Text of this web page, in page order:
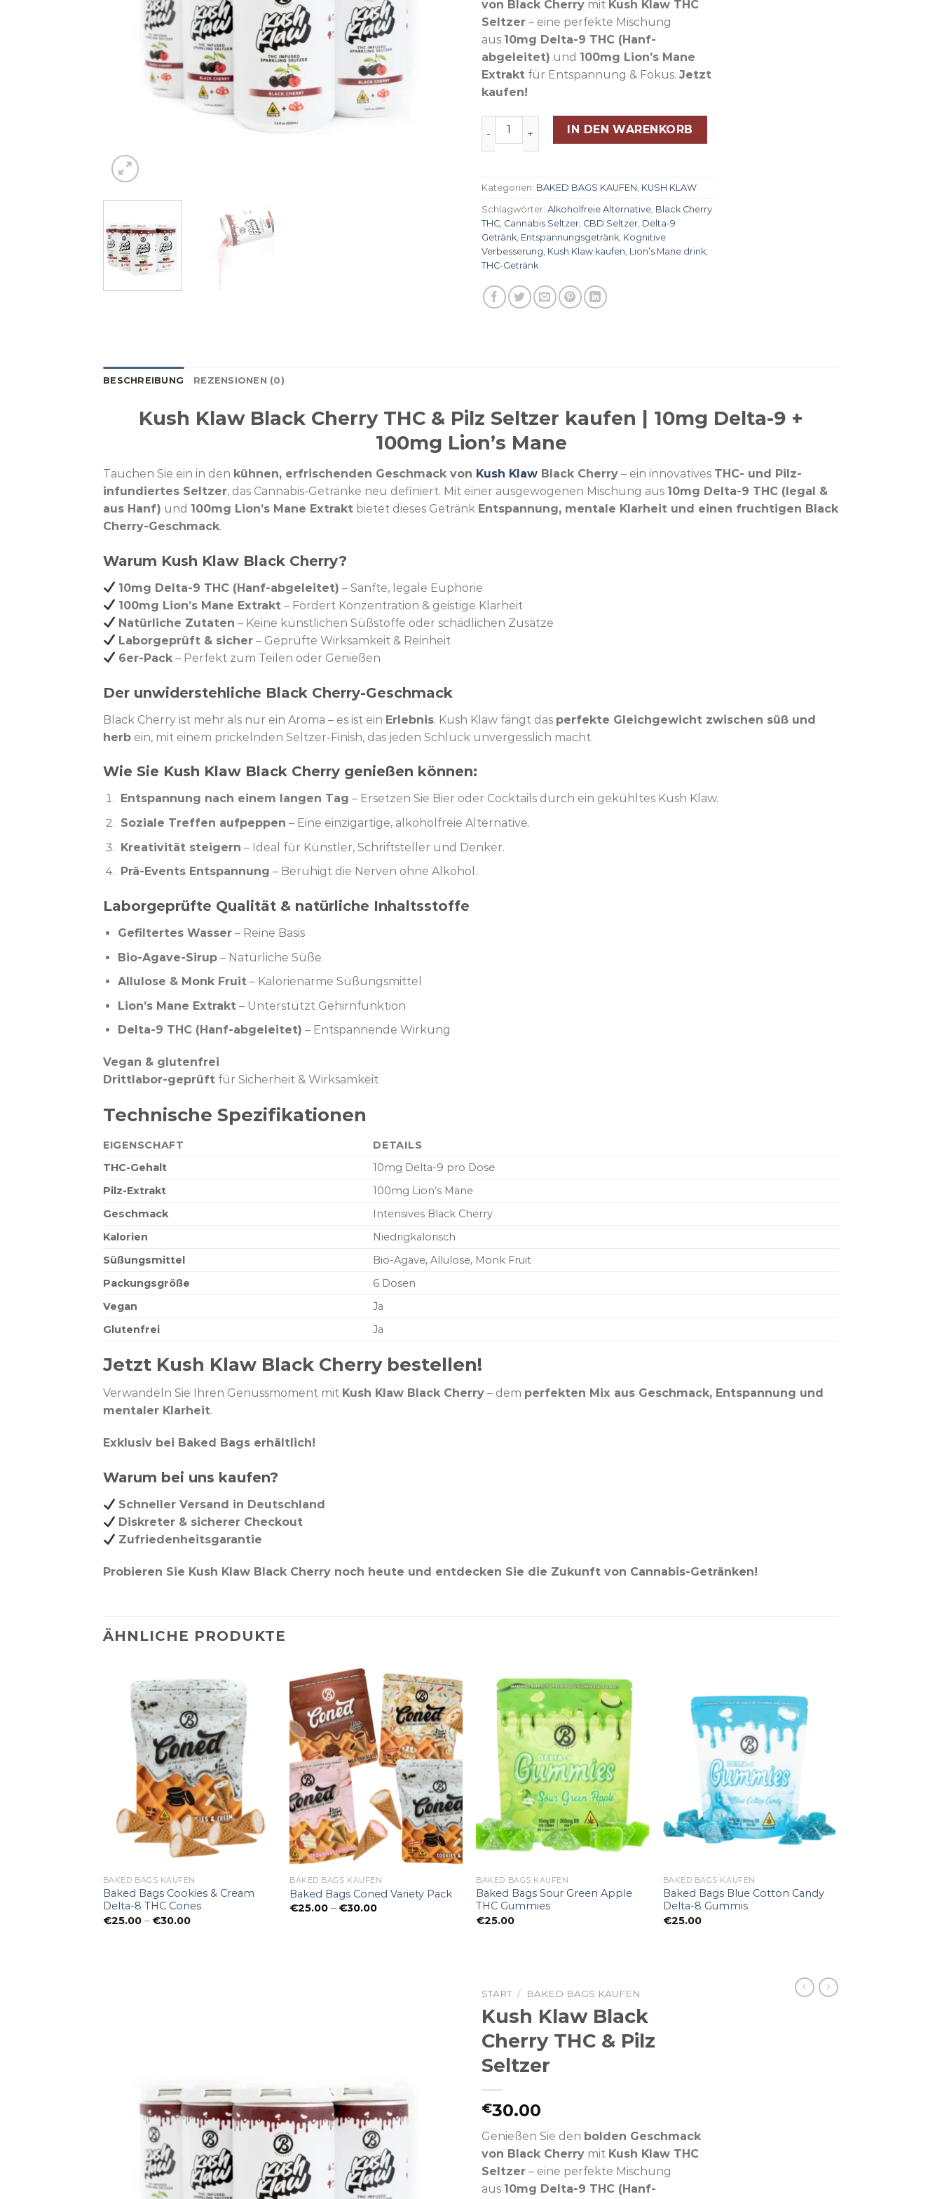
von Black Cherry mit Kush Klaw THC
Seltzer – eine perfekte Mischung
aus 10mg Delta-9 THC (Hanf-
abgeleitet) und 100mg Lion’s Mane
Extrakt für Entspannung & Fokus. Jetzt
kaufen!
Kush Klaw Black Cherry THC & Pilz Seltzer Menge
IN DEN WARENKORB
Kategorien: BAKED BAGS KAUFEN, KUSH KLAW
Schlagwörter: Alkoholfreie Alternative, Black Cherry
THC, Cannabis Seltzer, CBD Seltzer, Delta-9
Getränk, Entspannungsgetränk, Kognitive
Verbesserung, Kush Klaw kaufen, Lion’s Mane drink,
THC-Getränk
BESCHREIBUNG REZENSIONEN (0)
Kush Klaw Black Cherry THC & Pilz Seltzer kaufen | 10mg Delta-9 +
100mg Lion’s Mane
Tauchen Sie ein in den kühnen, erfrischenden Geschmack von Kush Klaw Black Cherry – ein innovatives THC- und Pilz-
infundiertes Seltzer, das Cannabis-Getränke neu definiert. Mit einer ausgewogenen Mischung aus 10mg Delta-9 THC (legal &
aus Hanf) und 100mg Lion’s Mane Extrakt bietet dieses Getränk Entspannung, mentale Klarheit und einen fruchtigen Black
Cherry-Geschmack.
Warum Kush Klaw Black Cherry?
10mg Delta-9 THC (Hanf-abgeleitet) – Sanfte, legale Euphorie
100mg Lion’s Mane Extrakt – Fördert Konzentration & geistige Klarheit
Natürliche Zutaten – Keine künstlichen Süßstoffe oder schädlichen Zusätze
Laborgeprüft & sicher – Geprüfte Wirksamkeit & Reinheit
6er-Pack – Perfekt zum Teilen oder Genießen
Der unwiderstehliche Black Cherry-Geschmack
Black Cherry ist mehr als nur ein Aroma – es ist ein Erlebnis. Kush Klaw fängt das perfekte Gleichgewicht zwischen süß und
herb ein, mit einem prickelnden Seltzer-Finish, das jeden Schluck unvergesslich macht.
Wie Sie Kush Klaw Black Cherry genießen können:
Entspannung nach einem langen Tag – Ersetzen Sie Bier oder Cocktails durch ein gekühltes Kush Klaw.
Soziale Treffen aufpeppen – Eine einzigartige, alkoholfreie Alternative.
Kreativität steigern – Ideal für Künstler, Schriftsteller und Denker.
Prä-Events Entspannung – Beruhigt die Nerven ohne Alkohol.
Laborgeprüfte Qualität & natürliche Inhaltsstoffe
Gefiltertes Wasser– Reine Basis
Bio-Agave-Sirup– Natürliche Süße
Allulose & Monk Fruit– Kalorienarme Süßungsmittel
Lion’s Mane Extrakt– Unterstützt Gehirnfunktion
Delta-9 THC (Hanf-abgeleitet) – Entspannende Wirkung
Vegan & glutenfrei
Drittlabor-geprüft für Sicherheit & Wirksamkeit
Technische Spezifikationen
EIGENSCHAFT
DETAILS
THC-Gehalt
10mg Delta-9 pro Dose
Pilz-Extrakt
100mg Lion’s Mane
Geschmack
Intensives Black Cherry
Kalorien
Niedrigkalorisch
Süßungsmittel
Bio-Agave, Allulose, Monk Fruit
Packungsgröße
6 Dosen
Vegan
Ja
Glutenfrei
Ja
Jetzt Kush Klaw Black Cherry bestellen!
Verwandeln Sie Ihren Genussmoment mit Kush Klaw Black Cherry – dem perfekten Mix aus Geschmack, Entspannung und
mentaler Klarheit.
Exklusiv bei Baked Bags erhältlich!
Warum bei uns kaufen?
Schneller Versand in Deutschland
Diskreter & sicherer Checkout
Zufriedenheitsgarantie
Probieren Sie Kush Klaw Black Cherry noch heute und entdecken Sie die Zukunft von Cannabis-Getränken!
ÄHNLICHE PRODUKTE
BAKED BAGS KAUFEN
Baked Bags Cookies & Cream
Delta-8 THC Cones
€25.00 – €30.00Preisspanne:
BAKED BAGS KAUFEN
Baked Bags Coned Variety Pack
€25.00 – €30.00Preisspanne:
BAKED BAGS KAUFEN
Baked Bags Sour Green Apple
THC Gummies
€25.00
BAKED BAGS KAUFEN
Baked Bags Blue Cotton Candy
Delta-8 Gummis
€25.00
START / BAKED BAGS KAUFEN
Kush Klaw Black
Cherry THC & Pilz
Seltzer
€30.00
Genießen Sie den bolden Geschmack
von Black Cherry mit Kush Klaw THC
Seltzer – eine perfekte Mischung
aus 10mg Delta-9 THC (Hanf-